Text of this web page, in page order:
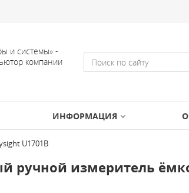
и системы» -
компании
ИНФОРМАЦИЯ
U1701B
ручной измеритель